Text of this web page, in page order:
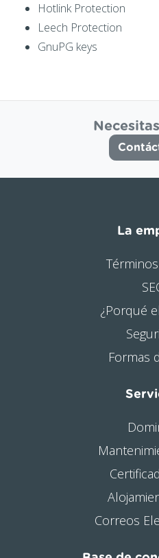
Hotlink Protection
Leech Protection
GnuPG keys
La
¿Porqué
Formas
Correos